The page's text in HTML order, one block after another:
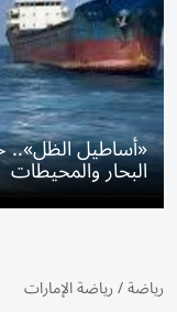
«أساطيل الظل»..
البحار والمحيطات
رياضة/رياضة الإمارات